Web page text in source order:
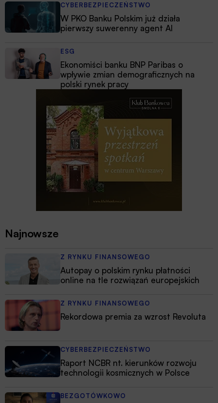
CYBERBEZPIECZEŃSTWO
W PKO Banku Polskim już działa
pierwszy suwerenny agent AI
ESG
Ekonomiści banku BNP Paribas o
wpływie zmian demograficznych na
polski rynek pracy
Najnowsze
Z RYNKU FINANSOWEGO
Autopay o polskim rynku płatności
online na tle rozwiązań europejskich
Z RYNKU FINANSOWEGO
Rekordowa premia za wzrost Revoluta
CYBERBEZPIECZEŃSTWO
Raport NCBR nt. kierunków rozwoju
technologii kosmicznych w Polsce
BEZGOTÓWKOWO